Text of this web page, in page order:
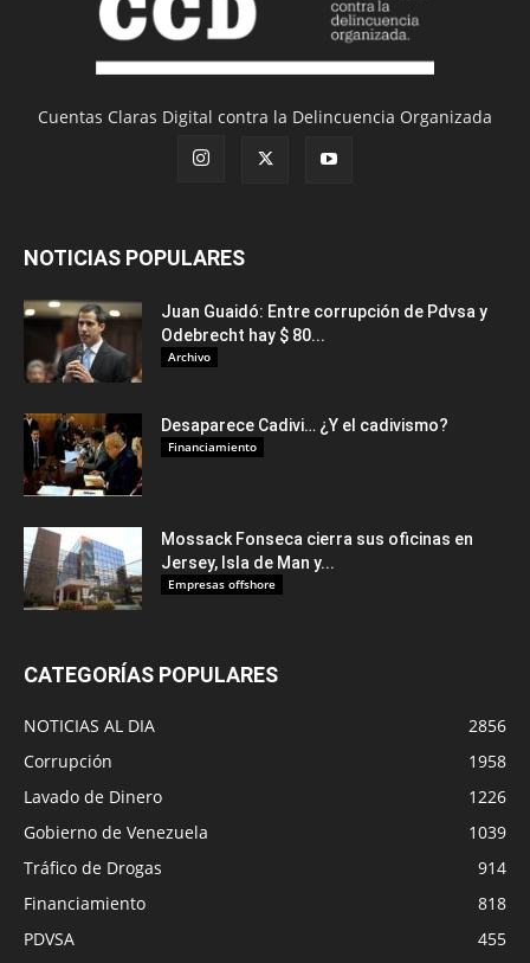
Cuentas Claras Digital contra la Delincuencia Organizada
NOTICIAS POPULARES
Juan Guaidó: Entre corrupción de Pdvsa y
Odebrecht hay $ 80...
Archivo
Desaparece Cadivi… ¿Y el cadivismo?
Financiamiento
Mossack Fonseca cierra sus oficinas en
Jersey, Isla de Man y...
Empresas offshore
CATEGORÍAS POPULARES
NOTICIAS AL DIA
2856
Corrupción
1958
Lavado de Dinero
1226
Gobierno de Venezuela
1039
Tráfico de Drogas
914
Financiamiento
818
PDVSA
455